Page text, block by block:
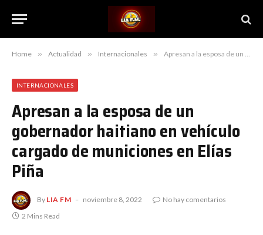
Home » Actualidad » Internacionales » Apresan a la esposa de un gobernador haitiano en vehículo cargado de municiones en Elías Piña
INTERNACIONALES
Apresan a la esposa de un
gobernador haitiano en vehículo
cargado de municiones en Elías
Piña
By LIA FM noviembre 8, 2022
No hay comentarios
2 Mins Read